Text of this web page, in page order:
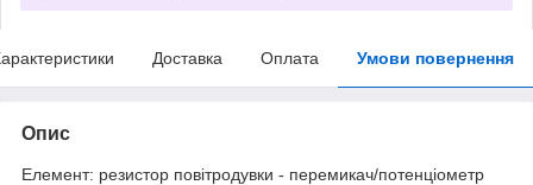
Доставка Оплата Умови повернення
Опис
Елемент: резистор повітродувки - перемикач/потенціометр